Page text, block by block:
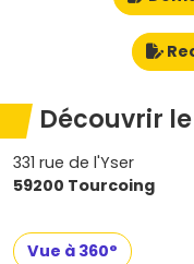
Découvrir
331 rue de l'Yser
59200 Tourcoing
Vue à 360°